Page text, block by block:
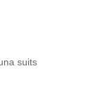
suits